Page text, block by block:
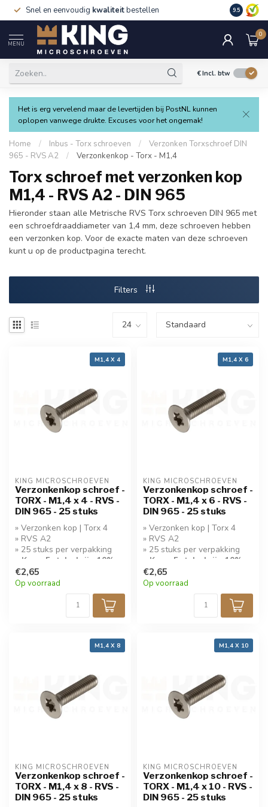
Snel en eenvoudig kwaliteitbestellen 9.5
MENU
0
€Incl. btw
Het is erg vervelend maar de levertijden bij PostNL kunnen
oplopen vanwege drukte. Excuses voor het ongemak!
Home / Inbus - Torx schroeven /
Verzonken Torxschroef DIN
965 - RVS A2
/ Verzonkenkop - Torx - M1,4
Torx schroef met verzonken kop
M1,4 - RVS A2 - DIN 965
Hieronder staan alle Metrische RVS Torx schroeven DIN 965 met
een schroefdraaddiameter van 1,4 mm, deze schroeven hebben
een verzonken kop. Voor de exacte maten van deze schroeven
kunt u op de productpagina terecht.
Filters
M1,4 X 4
KING MICROSCHROEVEN
Verzonkenkop schroef -
TORX - M1,4 x 4 - RVS -
DIN 965 - 25 stuks
» Verzonken kop | Torx 4
» RVS A2
» 25 stuks per verpakking
» Koop 5 stuks krijg 10%
korting!
€2,65
Op voorraad
M1,4 X 6
KING MICROSCHROEVEN
Verzonkenkop schroef -
TORX - M1,4 x 6 - RVS -
DIN 965 - 25 stuks
» Verzonken kop | Torx 4
» RVS A2
» 25 stuks per verpakking
» Koop 5 stuks krijg 10%
korting!
€2,65
Op voorraad
M1,4 X 8
KING MICROSCHROEVEN
Verzonkenkop schroef -
TORX - M1,4 x 8 - RVS -
DIN 965 - 25 stuks
M1,4 X 10
KING MICROSCHROEVEN
Verzonkenkop schroef -
TORX - M1,4 x 10 - RVS -
DIN 965 - 25 stuks